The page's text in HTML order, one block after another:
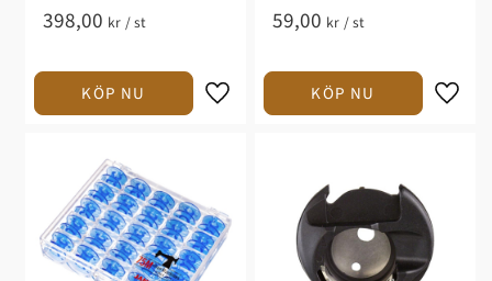
398,00 kr /st 59,00 kr /st